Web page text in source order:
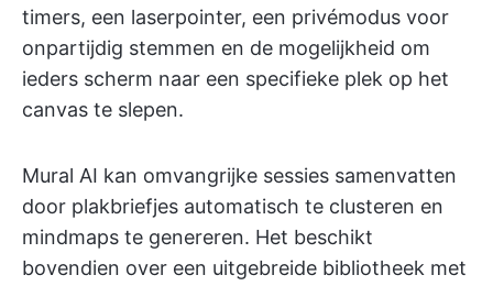
timers, een laserpointer, een privémodus voor
onpartijdig stemmen en de mogelijkheid om
ieders scherm naar een specifieke plek op het
canvas te slepen.
Mural AI kan omvangrijke sessies samenvatten
door plakbriefjes automatisch te clusteren en
mindmaps te genereren. Het beschikt
bovendien over een uitgebreide bibliotheek met